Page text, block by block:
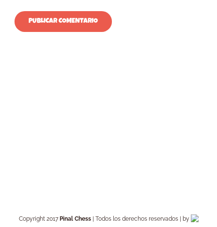
Copyright 2017 Pinal Chess| Todos los derechos reservados | by